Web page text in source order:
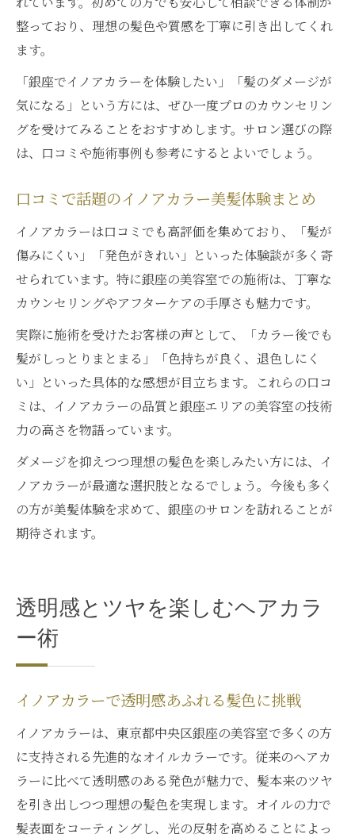
整っており、理想の髪色や質感を丁寧に引き出してくれ
ます。
「銀座でイノアカラーを体験したい」「髪のダメージが
気になる」という方には、ぜひ一度プロのカウンセリン
グを受けてみることをおすすめします。サロン選びの際
は、口コミや施術事例も参考にするとよいでしょう。
口コミで話題のイノアカラー美髪体験まとめ
イノアカラーは口コミでも高評価を集めており、「髪が
傷みにくい」「発色がきれい」といった体験談が多く寄
せられています。特に銀座の美容室での施術は、丁寧な
カウンセリングやアフターケアの手厚さも魅力です。
実際に施術を受けたお客様の声として、「カラー後でも
髪がしっとりまとまる」「色持ちが良く、退色しにく
い」といった具体的な感想が目立ちます。これらの口コ
ミは、イノアカラーの品質と銀座エリアの美容室の技術
力の高さを物語っています。
ダメージを抑えつつ理想の髪色を楽しみたい方には、イ
ノアカラーが最適な選択肢となるでしょう。今後も多く
の方が美髪体験を求めて、銀座のサロンを訪れることが
期待されます。
透明感とツヤを楽しむヘアカラ
ー術
イノアカラーで透明感あふれる髪色に挑戦
イノアカラーは、東京都中央区銀座の美容室で多くの方
に支持される先進的なオイルカラーです。従来のヘアカ
ラーに比べて透明感のある発色が魅力で、髪本来のツヤ
を引き出しつつ理想の髪色を実現します。オイルの力で
髪表面をコーティングし、光の反射を高めることによっ